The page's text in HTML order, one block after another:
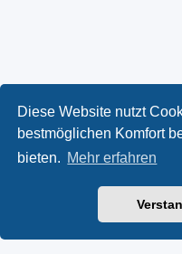
Diese Website nutzt
bestmöglichen Komfort
bieten. Mehr erfahren